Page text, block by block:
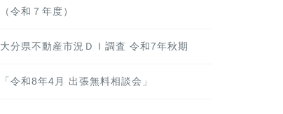
（令和７年度）
大分県不動産市況ＤＩ調査 令和7年秋期
「令和8年4月 出張無料相談会」